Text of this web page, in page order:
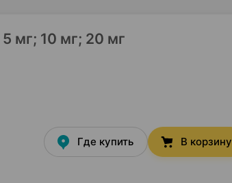
мг; 10 мг; 20 мг
Где купить В корзину